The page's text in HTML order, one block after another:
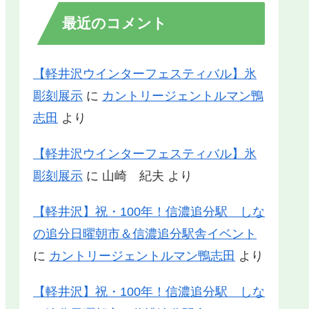
最近のコメント
【軽井沢ウインターフェスティバル】氷
彫刻展示 に カントリージェントルマン鴨
志田 より
【軽井沢ウインターフェスティバル】氷
彫刻展示 に 山崎 紀夫 より
【軽井沢】祝・100年！信濃追分駅 しな
の追分日曜朝市＆信濃追分駅舎イベント
に カントリージェントルマン鴨志田 より
【軽井沢】祝・100年！信濃追分駅 しな